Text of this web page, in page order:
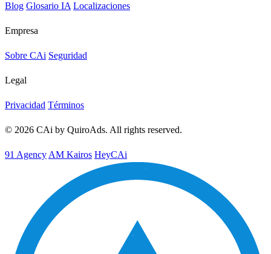
Blog Glosario IA Localizaciones
Empresa
Sobre CAi Seguridad
Legal
Privacidad Términos
© 2026 CAi by QuiroAds. All rights reserved.
91 AgencyAM Kairos HeyCAi